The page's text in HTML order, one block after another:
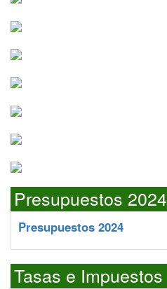
Presupuestos 2024
Presupuestos 2024
Tasas e Impuestos